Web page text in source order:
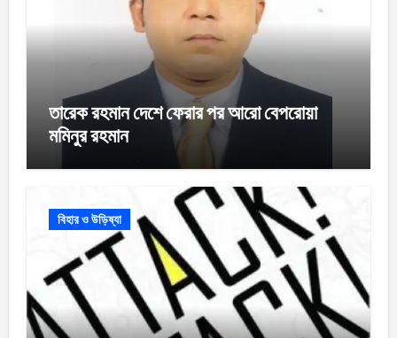
তারেক রহমান দেশে ফেরার পর আরো বেপরোয়া
মমিনুর রহমান
বিহার ও উড়িষ্যা